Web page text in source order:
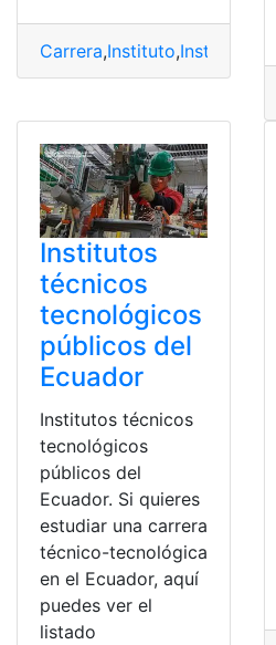
Carrera,Instituto,Institutos
Institutos
técnicos
tecnológicos
públicos del
Ecuador
Institutos técnicos
tecnológicos
públicos del
Ecuador. Si quieres
estudiar una carrera
técnico-tecnológica
en el Ecuador, aquí
puedes ver el
listado